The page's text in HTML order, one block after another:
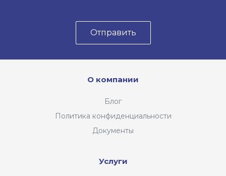
Отправить
О компании
Блог
Политика конфиденциальности
Документы
Услуги